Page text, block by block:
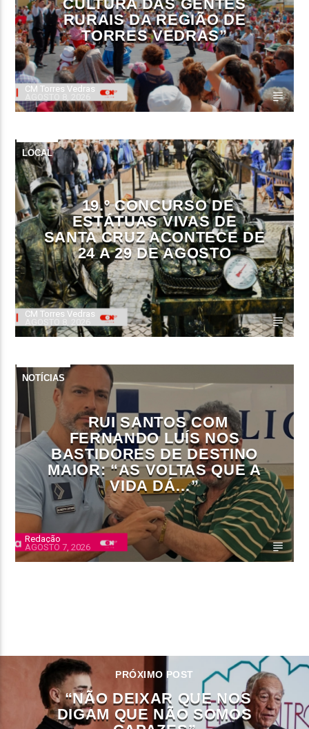
CULTURA DAS GENTES
RURAIS DA REGIÃO DE
TORRES VEDRAS”
CM Torres Vedras
LOCAL
19.º CONCURSO DE
ESTÁTUAS VIVAS DE
SANTA CRUZ ACONTECE DE
24 A 29 DE AGOSTO
CM Torres Vedras
NOTÍCIAS
RUI SANTOS COM
FERNANDO LUÍS NOS
BASTIDORES DE DESTINO
MAIOR: “AS VOLTAS QUE A
VIDA DÁ…”
Redação
AGOSTO 7, 2026
PRÓXIMO POST
“NÃO DEIXAR QUE NOS
DIGAM QUE NÃO SOMOS